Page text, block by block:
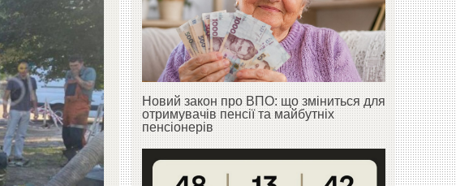
Новий закон про ВПО: що зміниться для
отримувачів пенсії та майбутніх
пенсіонерів